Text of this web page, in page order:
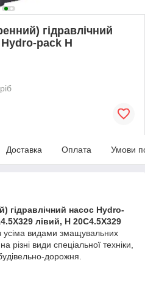
гідравлічний
pack H
Доставка Оплата Умови
гідравлічний насос Hydro-
лівий, H 20C4.5X329
усіма видами змащувальних
різні види спеціальної техніки,
дорожня.